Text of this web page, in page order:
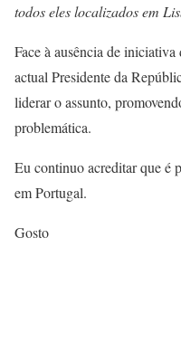
todos eles localizados em
Face à ausência de
actual Presidente da
liderar o assunto,
problemática.
Eu continuo acreditar que é
em Portugal.
Gosto